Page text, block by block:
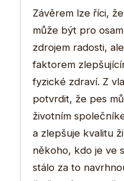
Závěrem lze říci,
může být pro
zdrojem radosti,
faktorem
fyzické zdraví. Z
potvrdit, že pes
životním
a zlepšuje kvalitu
někoho, kdo je ve
stálo za to